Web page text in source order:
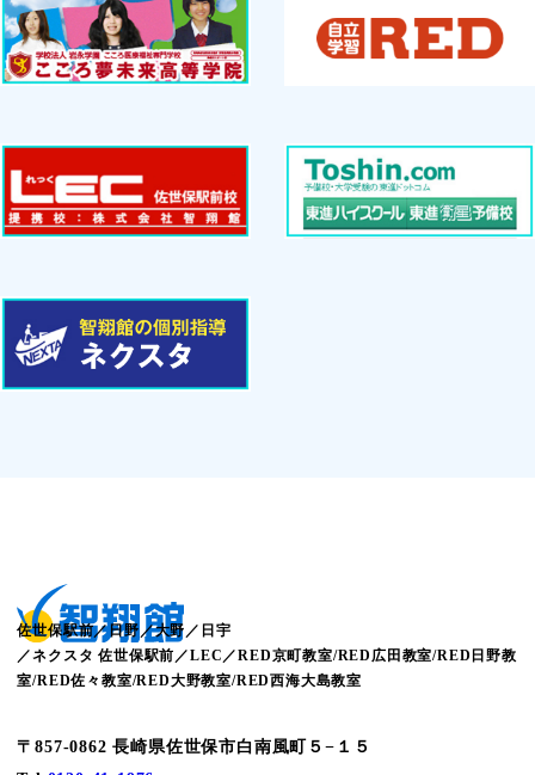
佐世保駅前／日野／大野／日宇
／ネクスタ 佐世保駅前／LEC／RED京町教室/RED広田教室/RED日野教
室/RED佐々教室/RED大野教室/RED西海大島教室
〒857-0862 長崎県佐世保市白南風町５−１５